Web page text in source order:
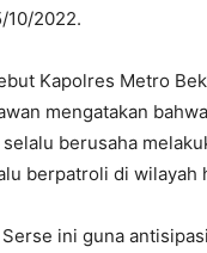
10/2022.
Kapolres Metro
mengatakan
berusaha
berpatroli di wilayah
ini guna